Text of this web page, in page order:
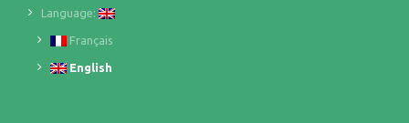
Language:
Français
English